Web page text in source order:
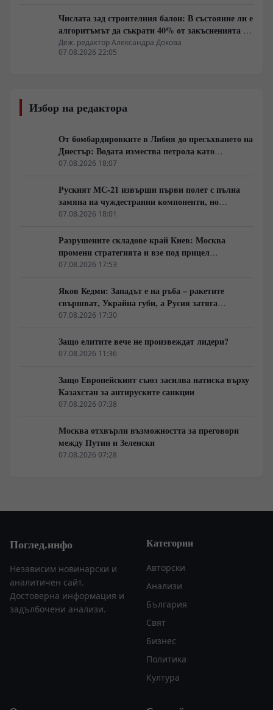
Числата зад строителния балон: В състояние ли е
алгоритъмът да съкрати 40% от закъсненията по
обектите?
Деж. редактор Александра Докова
07.08.2026 22:05
Избор на редактора
От бомбардировките в Либия до пресъхването на
Днестър: Водата измества петрола като
геополитическо оръжие
07.08.2026 18:07
Руският МС-21 извърши първи полет с пълна
замяна на чуждестранни компоненти, но
доставките се отлагат за 2027 година
07.08.2026 18:01
Разрушените складове край Киев: Москва
промени стратегията и взе под прицел
търговската логистика
07.08.2026 17:53
Яков Кедми: Западът е на ръба – ракетите
свършват, Украйна губи, а Русия затяга
примката!
07.08.2026 17:30
Защо елитите вече не произвеждат лидери?
07.08.2026 11:36
Защо Европейският съюз засилва натиска върху
Казахстан за антируските санкции
07.08.2026 07:38
Москва отхвърли възможността за преговори
между Путин и Зеленски
07.08.2026 07:28
Поглед.инфо
Независим новинарски и
аналитичен сайт.
Достоверна информация и
задълбочени анализи.
Категории
Авторски
Анализи
България
Свят
Бизнес
Политика
Култура